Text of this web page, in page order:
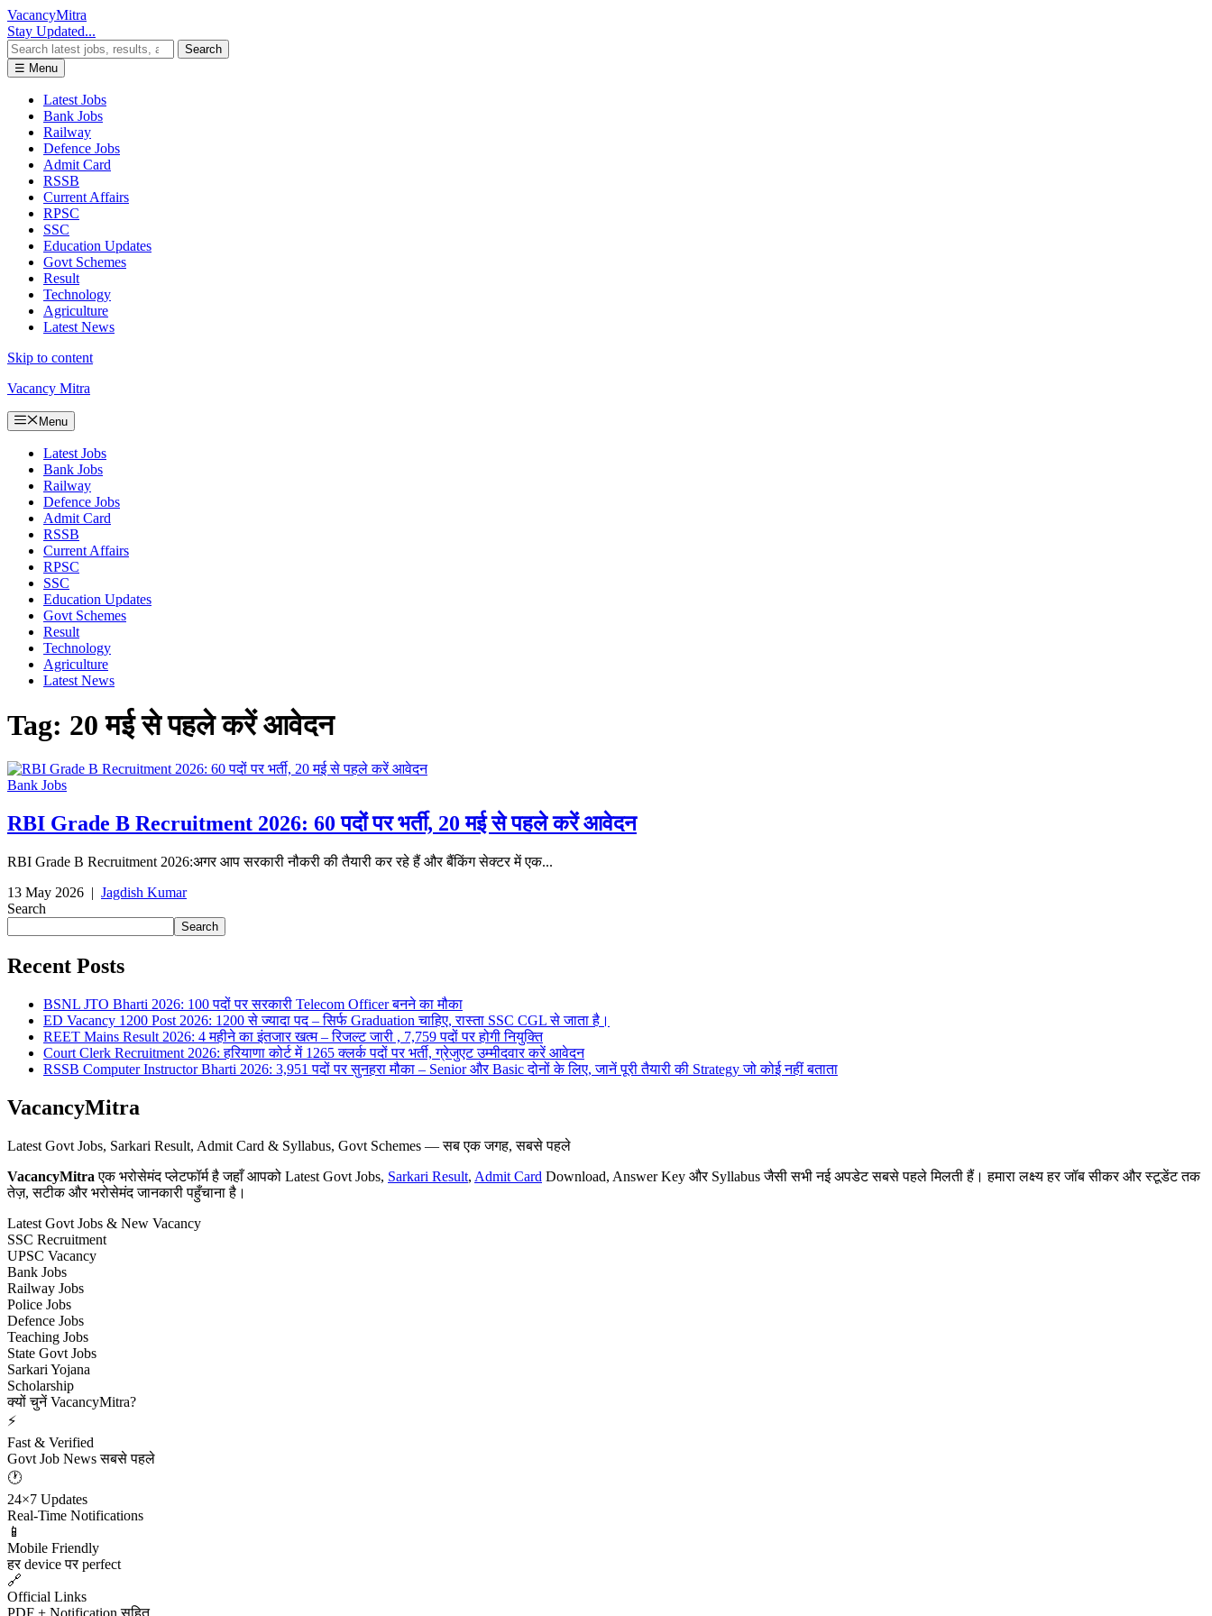
VacancyMitra
Stay Updated...
Search
☰ Menu
Latest Jobs
Bank Jobs
Railway
Defence Jobs
Admit Card
RSSB
Current Affairs
RPSC
SSC
Education Updates
Govt Schemes
Result
Technology
Agriculture
Latest News
Skip to content
Vacancy Mitra
Menu
Latest Jobs
Bank Jobs
Railway
Defence Jobs
Admit Card
RSSB
Current Affairs
RPSC
SSC
Education Updates
Govt Schemes
Result
Technology
Agriculture
Latest News
Tag: 20 मई से पहले करें आवेदन
Bank Jobs
RBI Grade B Recruitment 2026: 60 पदों पर भर्ती, 20 मई से पहले करें आवेदन
RBI Grade B Recruitment 2026:अगर आप सरकारी नौकरी की तैयारी कर रहे हैं और बैंकिंग सेक्टर में एक...
13 May 2026 | Jagdish Kumar
Search
Search
Recent Posts
BSNL JTO Bharti 2026: 100 पदों पर सरकारी Telecom Officer बनने का मौका
ED Vacancy 1200 Post 2026: 1200 से ज्यादा पद – सिर्फ Graduation चाहिए, रास्ता SSC CGL से जाता है।
REET Mains Result 2026: 4 महीने का इंतजार खत्म – रिजल्ट जारी , 7,759 पदों पर होगी नियुक्ति
Court Clerk Recruitment 2026: हरियाणा कोर्ट में 1265 क्लर्क पदों पर भर्ती, ग्रेजुएट उम्मीदवार करें आवेदन
RSSB Computer Instructor Bharti 2026: 3,951 पदों पर सुनहरा मौका – Senior और Basic दोनों के लिए, जानें पूरी तैयारी की Strategy जो कोई नहीं बताता
VacancyMitra
Latest Govt Jobs, Sarkari Result, Admit Card & Syllabus, Govt Schemes — सब एक जगह, सबसे पहले
VacancyMitra एक भरोसेमंद प्लेटफॉर्म है जहाँ आपको Latest Govt Jobs, Sarkari Result, Admit Card Download, Answer Key और Syllabus जैसी सभी नई अपडेट सबसे पहले मिलती हैं। हमारा लक्ष्य हर जॉब सीकर और स्टूडेंट तक
तेज़, सटीक और भरोसेमंद जानकारी पहुँचाना है।
Latest Govt Jobs & New Vacancy
SSC Recruitment
UPSC Vacancy
Bank Jobs
Railway Jobs
Police Jobs
Defence Jobs
Teaching Jobs
State Govt Jobs
Sarkari Yojana
Scholarship
क्यों चुनें VacancyMitra?
⚡
Fast & Verified
Govt Job News सबसे पहले
🕐
24×7 Updates
Real-Time Notifications
📱
Mobile Friendly
हर device पर perfect
🔗
Official Links
PDF + Notification सहित